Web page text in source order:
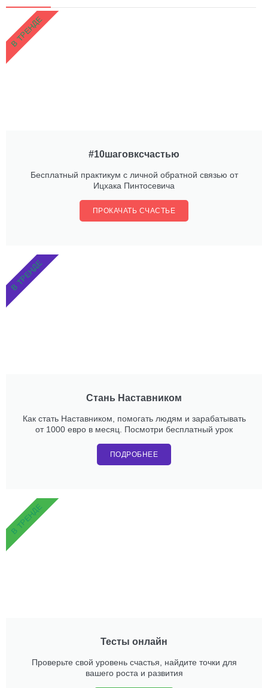
#10шаговксчастью
Бесплатный практикум с личной обратной связью от
Ицхака Пинтосевича
ПРОКАЧАТЬ СЧАСТЬЕ
В ТРЕНДЕ
Стань Наставником
Как стать Наставником, помогать людям и зарабатывать
от 1000 евро в месяц. Посмотри бесплатный урок
ПОДРОБНЕЕ
В ТРЕНДЕ
Тесты онлайн
Проверьте свой уровень счастья, найдите точки для
вашего роста и развития
В ТРЕНДЕ